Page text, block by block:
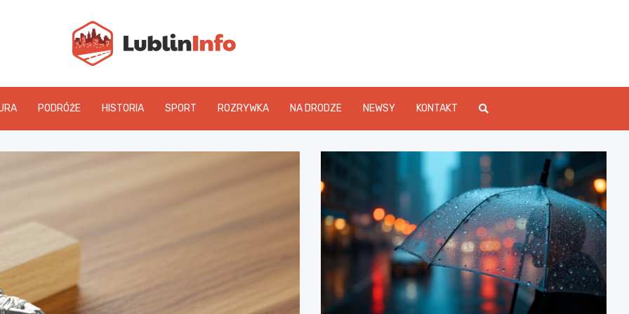
PODRÓŻE HISTORIA SPORT ROZRYWKA NA DRODZE NEWSY KONTAKT